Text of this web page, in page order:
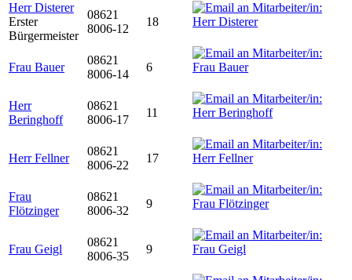
Herr Disterer
Erster
Bürgermeister
08621
8006-12
18
Frau Bauer
08621
8006-14
6
Herr
Beringhoff
08621
8006-17
11
Herr Fellner
08621
8006-22
17
Frau
Flötzinger
08621
8006-32
9
Frau Geigl
08621
8006-35
9